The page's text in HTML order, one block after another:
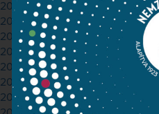
2008. október
2008. szeptember
2008. július
2008. június
2008. május
2008. április
2008. március